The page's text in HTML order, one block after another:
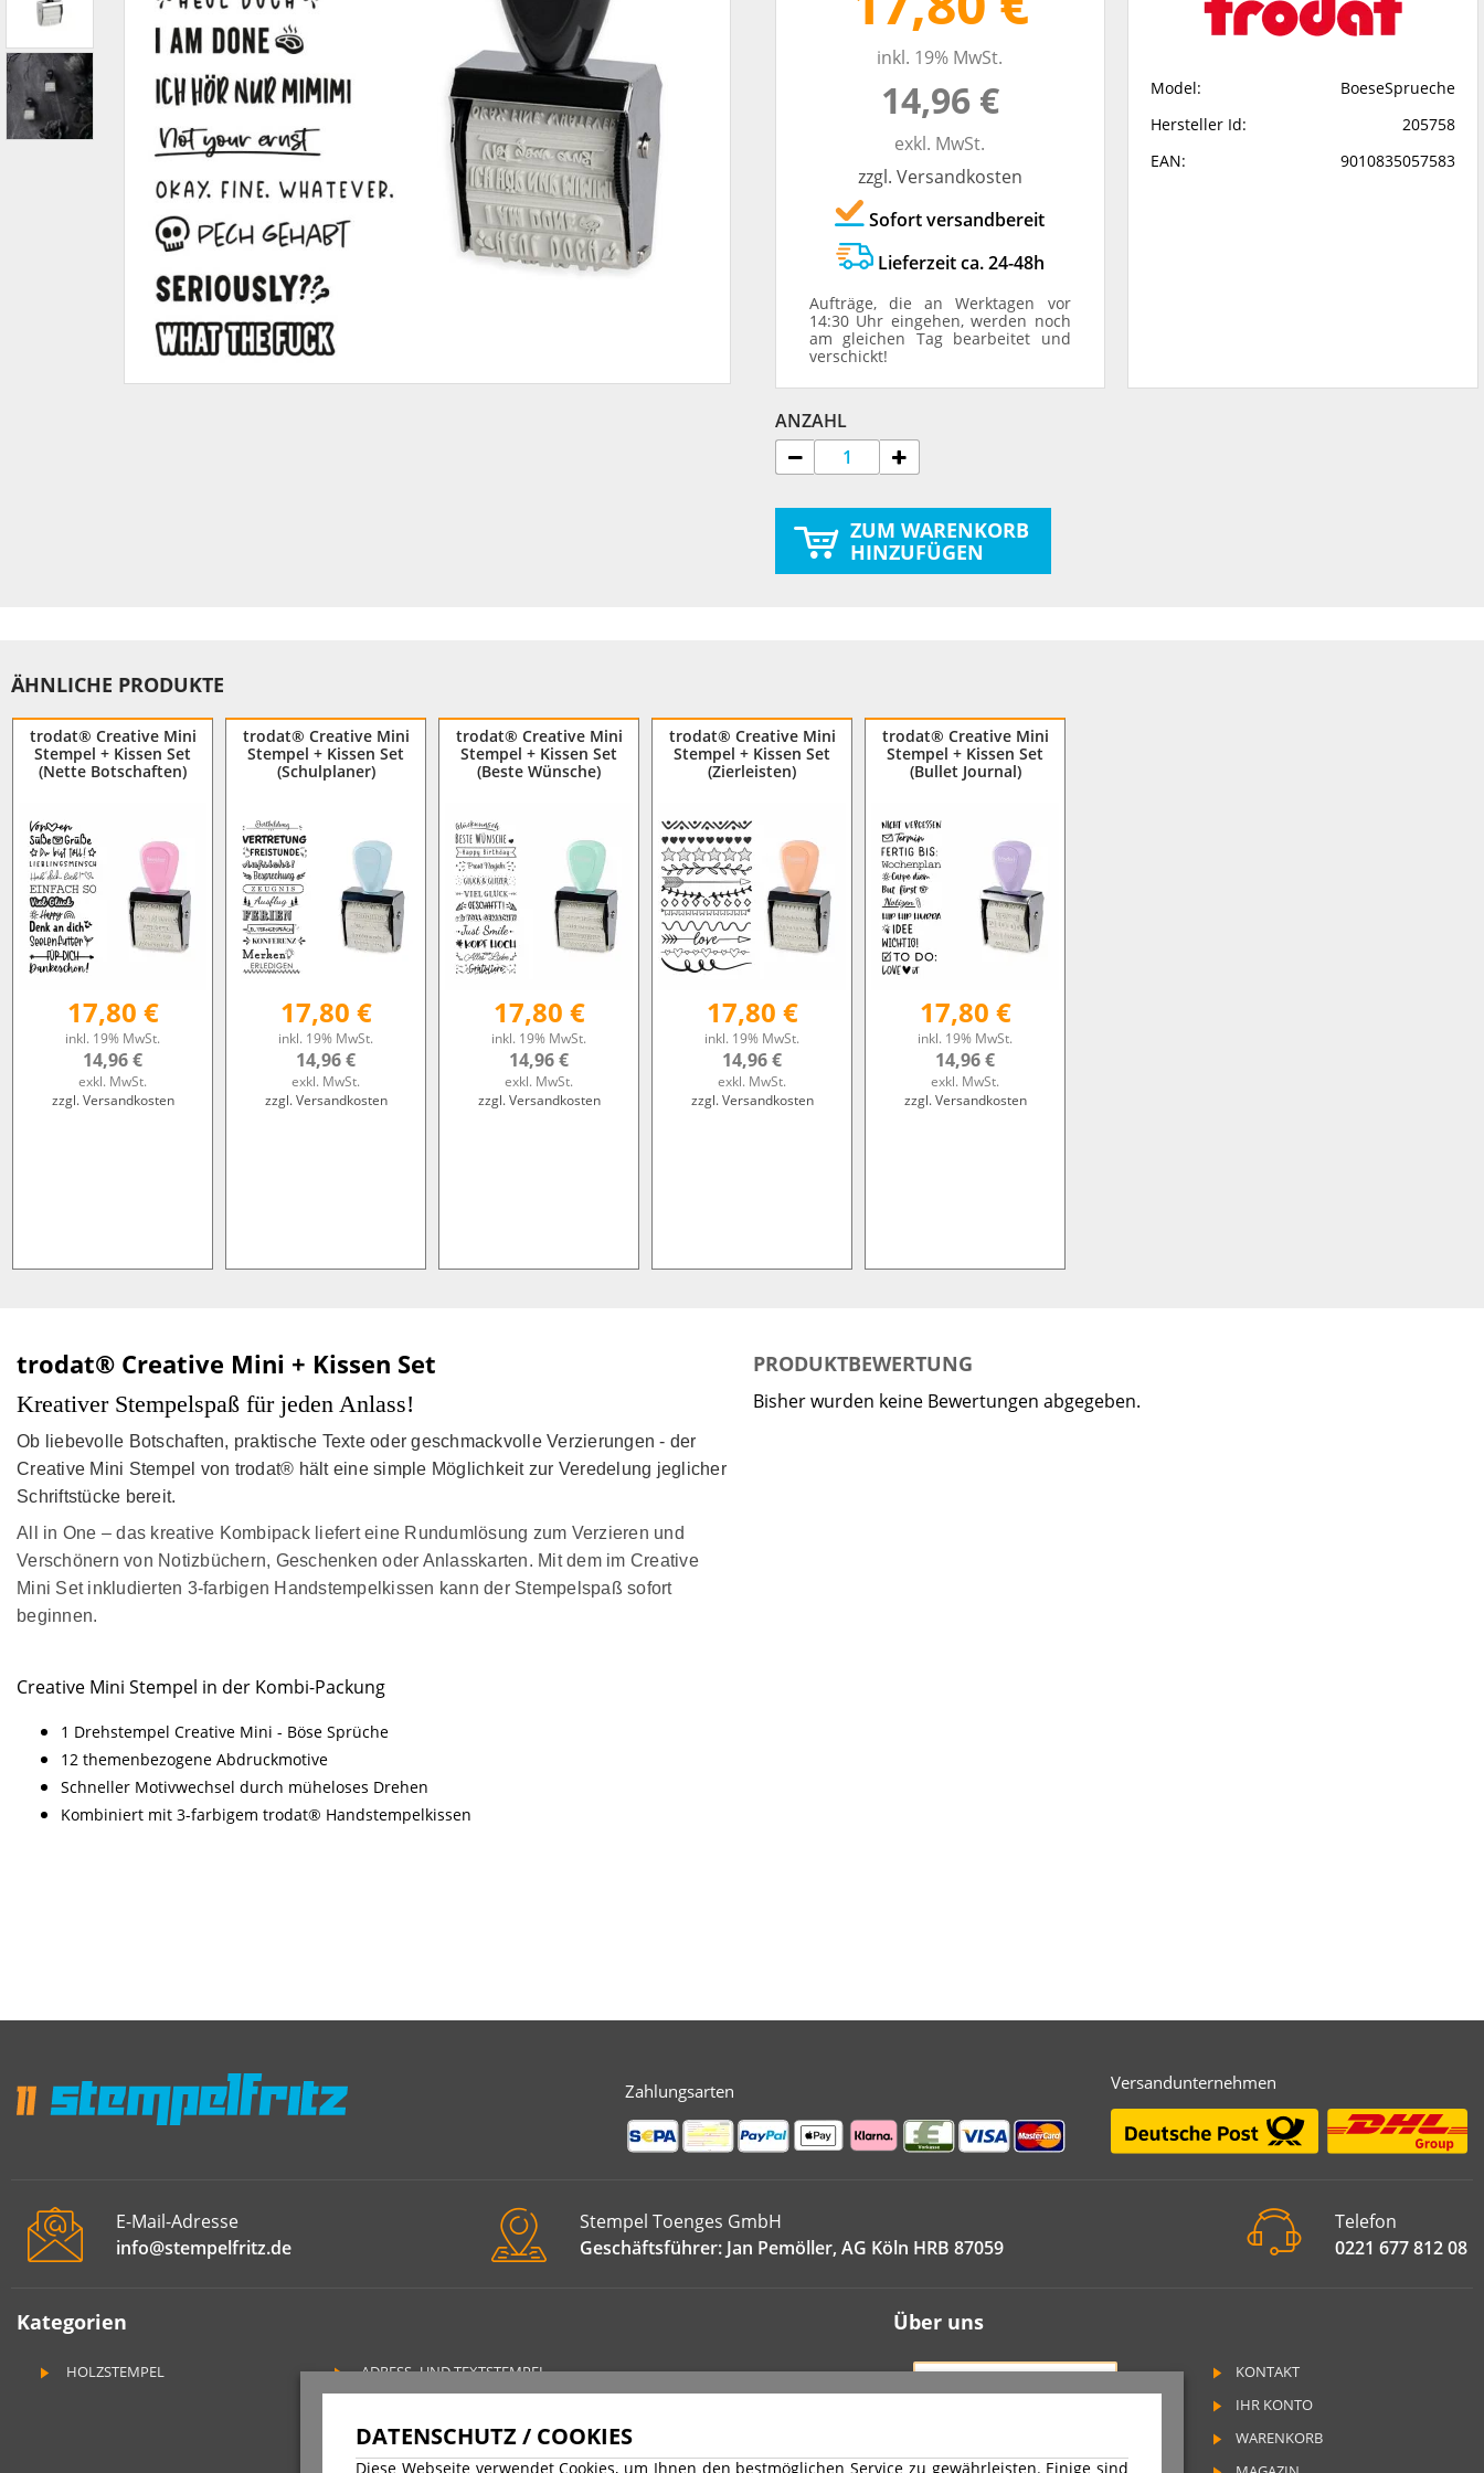
DATENSCHUTZ / COOKIES
Diese Webseite verwendet Cookies, um Ihnen den bestmöglichen Service zu gewährleisten. Einige sind
IBAN-BIC-STEMPEL
PRINTY Z. SELBER SETZEN
EASYPRINT LINE
PERSONALISIERTE ADRESSSTEMPEL
STEMPELFRITZ IMPRINT LINE SKYBLUE
TRODAT® VINTAGE
TRODAT® CREATIVE MINI STEMPEL
TRODAT® PIXEL STAMP
inkl. 19% MwSt.
14,96 €
exkl. MwSt.
zzgl. Versandkosten
Sofort versandbereit
Lieferzeit ca. 24-48h
Aufträge, die an Werktagen vor
14:30 Uhr eingehen, werden noch
am gleichen Tag bearbeitet und
verschickt!
Model:
BoeseSprueche
Hersteller Id:
205758
EAN:
9010835057583
ANZAHL
ZUM WARENKORB
HINZUFÜGEN
ÄHNLICHE PRODUKTE
trodat® Creative Mini
Stempel + Kissen Set
(Nette Botschaften)
17,80 €
inkl. 19% MwSt.
14,96 €
exkl. MwSt.
zzgl. Versandkosten
trodat® Creative Mini
Stempel + Kissen Set
(Schulplaner)
17,80 €
inkl. 19% MwSt.
14,96 €
exkl. MwSt.
zzgl. Versandkosten
trodat® Creative Mini
Stempel + Kissen Set
(Beste Wünsche)
17,80 €
inkl. 19% MwSt.
14,96 €
exkl. MwSt.
zzgl. Versandkosten
trodat® Creative Mini
Stempel + Kissen Set
(Zierleisten)
17,80 €
inkl. 19% MwSt.
14,96 €
exkl. MwSt.
zzgl. Versandkosten
trodat® Creative Mini
Stempel + Kissen Set
(Bullet Journal)
17,80 €
inkl. 19% MwSt.
14,96 €
exkl. MwSt.
zzgl. Versandkosten
trodat® Creative Mini + Kissen Set
Kreativer Stempelspaß für jeden Anlass!
Ob liebevolle Botschaften, praktische Texte oder geschmackvolle Verzierungen - der
Creative Mini Stempel von trodat® hält eine simple Möglichkeit zur Veredelung jeglicher
Schriftstücke bereit.
All in One – das kreative Kombipack liefert eine Rundumlösung zum Verzieren und
Verschönern von Notizbüchern, Geschenken oder Anlasskarten. Mit dem im Creative
Mini Set inkludierten 3-farbigen Handstempelkissen kann der Stempelspaß sofort
beginnen.
Creative Mini Stempel in der Kombi-Packung
1 Drehstempel Creative Mini - Böse Sprüche
12 themenbezogene Abdruckmotive
Schneller Motivwechsel durch müheloses Drehen
Kombiniert mit 3-farbigem trodat® Handstempelkissen
PRODUKTBEWERTUNG
Bisher wurden keine Bewertungen abgegeben.
Zahlungsarten Versandunternehmen
E-Mail-Adresse
info@stempelfritz.de
Stempel Toenges GmbH
Geschäftsführer: Jan Pemöller, AG Köln HRB 87059
Telefon
0221 677 812 08
Kategorien
HOLZSTEMPEL ADRESS- UND TEXTSTEMPEL
Über uns
VERTRAG WIDERRUFEN
KONTAKT
IHR KONTO
WARENKORB